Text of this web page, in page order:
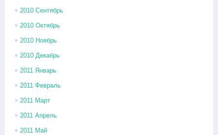
2010 Сентябрь
2010 Октябрь
2010 Ноябрь
2010 Декабрь
2011 Январь
2011 Февраль
2011 Март
2011 Апрель
2011 Май